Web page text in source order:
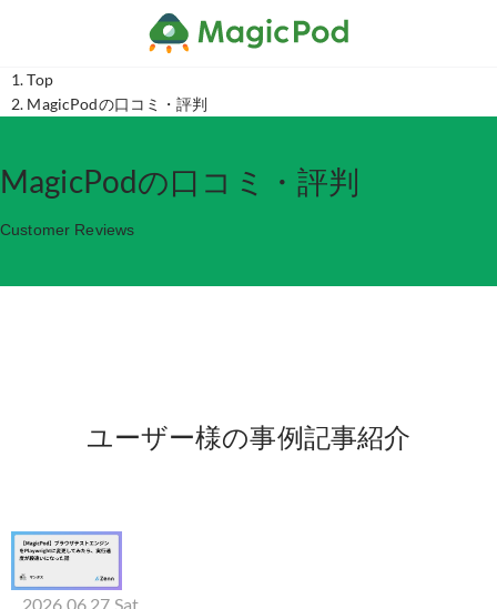
Top
MagicPodの口コミ・評判
MagicPodの口コミ・評判
Customer Reviews
ユーザー様の事例記事紹介
2026.06.27 Sat